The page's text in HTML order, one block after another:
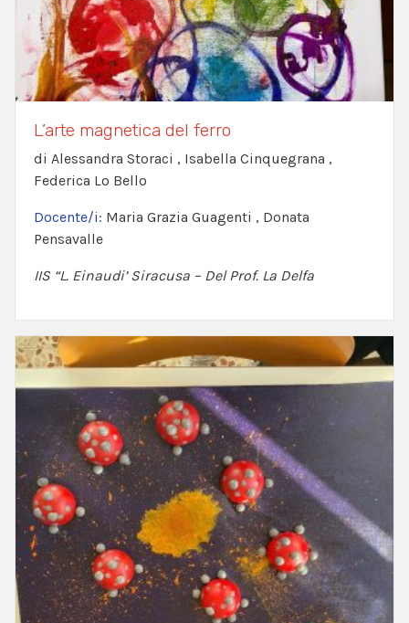
L’arte magnetica del ferro
di Alessandra Storaci , Isabella Cinquegrana ,
Federica Lo Bello
Docente/i: Maria Grazia Guagenti , Donata
Pensavalle
IIS “L. Einaudi’ Siracusa – Del Prof. La Delfa